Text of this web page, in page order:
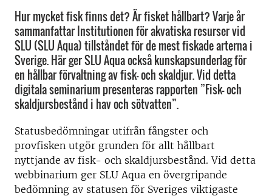
Hur mycket fisk finns det? Är fisket hållbart? Varje år
sammanfattar Institutionen för akvatiska resurser vid
SLU (SLU Aqua) tillståndet för de mest fiskade arterna i
Sverige. Här ger SLU Aqua också kunskapsunderlag för
en hållbar förvaltning av fisk- och skaldjur. Vid detta
digitala seminarium presenteras rapporten ”Fisk- och
skaldjursbestånd i hav och sötvatten”.
Statusbedömningar utifrån fångster och
provfisken utgör grunden för allt hållbart
nyttjande av fisk- och skaldjursbestånd. Vid detta
webbinarium ger SLU Aqua en övergripande
bedömning av statusen för Sveriges viktigaste